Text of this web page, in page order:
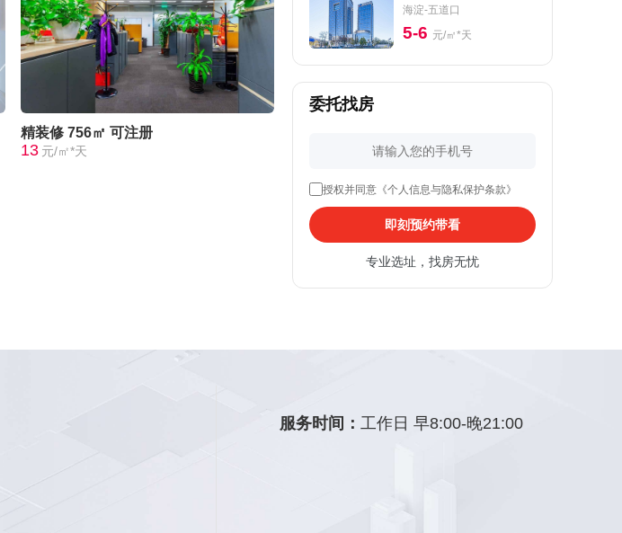
精装修 756㎡ 可注册
13 元/㎡*天
海淀-五道口
5-6 元/㎡*天
委托找房
授权并同意《个人信息与隐私保护条款》
即刻预约带看
专业选址，找房无忧
服务时间：工作日 早8:00-晚21:00